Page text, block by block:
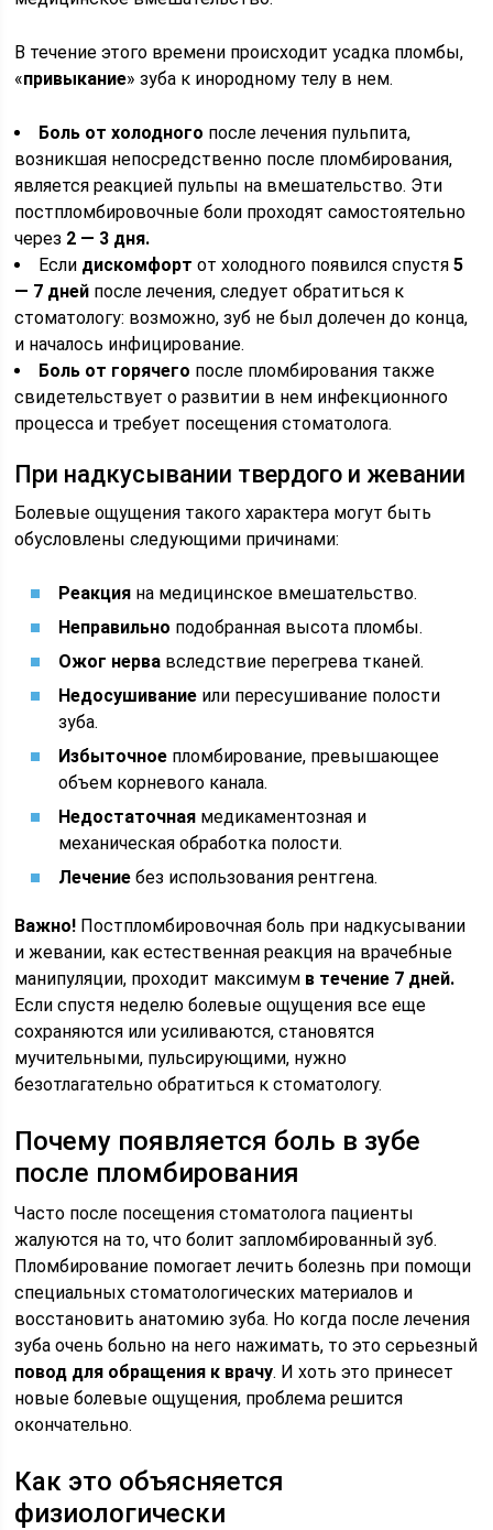
В течение этого времени происходит усадка пломбы,
«привыкание» зуба к инородному телу в нем.
Боль от холодного после лечения пульпита,
возникшая непосредственно после пломбирования,
является реакцией пульпы на вмешательство. Эти
постпломбировочные боли проходят самостоятельно
через 2 — 3 дня.
Если дискомфорт от холодного появился спустя5
— 7 дней после лечения, следует обратиться к
стоматологу: возможно, зуб не был долечен до конца,
и началось инфицирование.
Боль от горячего после пломбирования также
свидетельствует о развитии в нем инфекционного
процесса и требует посещения стоматолога.
При надкусывании твердого и жевании
Болевые ощущения такого характера могут быть
обусловлены следующими причинами:
Реакция на медицинское вмешательство.
Неправильно подобранная высота пломбы.
Ожог нерва вследствие перегрева тканей.
Недосушивание или пересушивание полости
зуба.
Избыточное пломбирование, превышающее
объем корневого канала.
Недостаточная медикаментозная и
механическая обработка полости.
Лечение без использования рентгена.
Важно! Постпломбировочная боль при надкусывании
и жевании, как естественная реакция на врачебные
манипуляции, проходит максимум в течение 7 дней.
Если спустя неделю болевые ощущения все еще
сохраняются или усиливаются, становятся
мучительными, пульсирующими, нужно
безотлагательно обратиться к стоматологу.
Почему появляется боль в зубе
после пломбирования
Часто после посещения стоматолога пациенты
жалуются на то, что болит запломбированный зуб.
Пломбирование помогает лечить болезнь при помощи
специальных стоматологических материалов и
восстановить анатомию зуба. Но когда после лечения
зуба очень больно на него нажимать, то это серьезный
повод для обращения к врачу. И хоть это принесет
новые болевые ощущения, проблема решится
окончательно.
Как это объясняется
физиологически